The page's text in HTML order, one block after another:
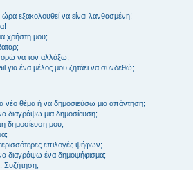
εξακολουθεί να είναι λανθασμένη!
χρήστη μου;
να τον αλλάξω;
ένα μέλος μου ζητάει να συνδεθώ;
θέμα ή να δημοσιεύσω μια απάντηση;
μια δημοσίευση;
δημοσίευση μου;
επιλογές ψήφων;
διαγράψω ένα δημοψήφισμα;
Συζήτηση;